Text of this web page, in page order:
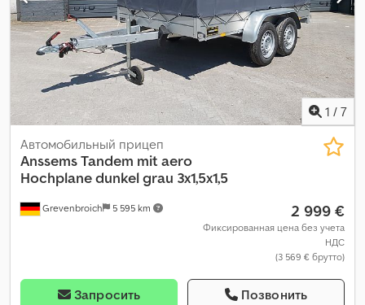
1 / 7
Grevenbroich 5 595 km
Автомобильный прицеп
AnssemsTandem mit aero
Hochplane dunkel grau 3x1,5x1,5
2 999 €
Фиксированная цена без учета
НДС
(3 569 € брутто)
Запросить Позвонить